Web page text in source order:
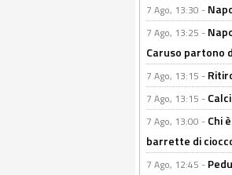
7 Ago, 13:30 -
7 Ago, 13:25 -
Caruso partono
7 Ago, 13:15 -
7 Ago, 13:15 -
7 Ago, 13:00 - Chi
barrette di
7 Ago, 12:45 -